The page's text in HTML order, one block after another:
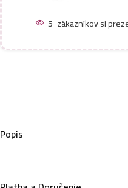
5 zákazníkov si
Popis